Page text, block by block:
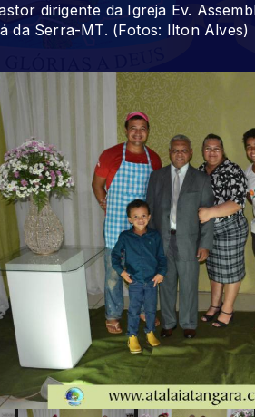
dirigente da Igreja Ev.
da Serra-MT. (Fotos: Ilton Alves)